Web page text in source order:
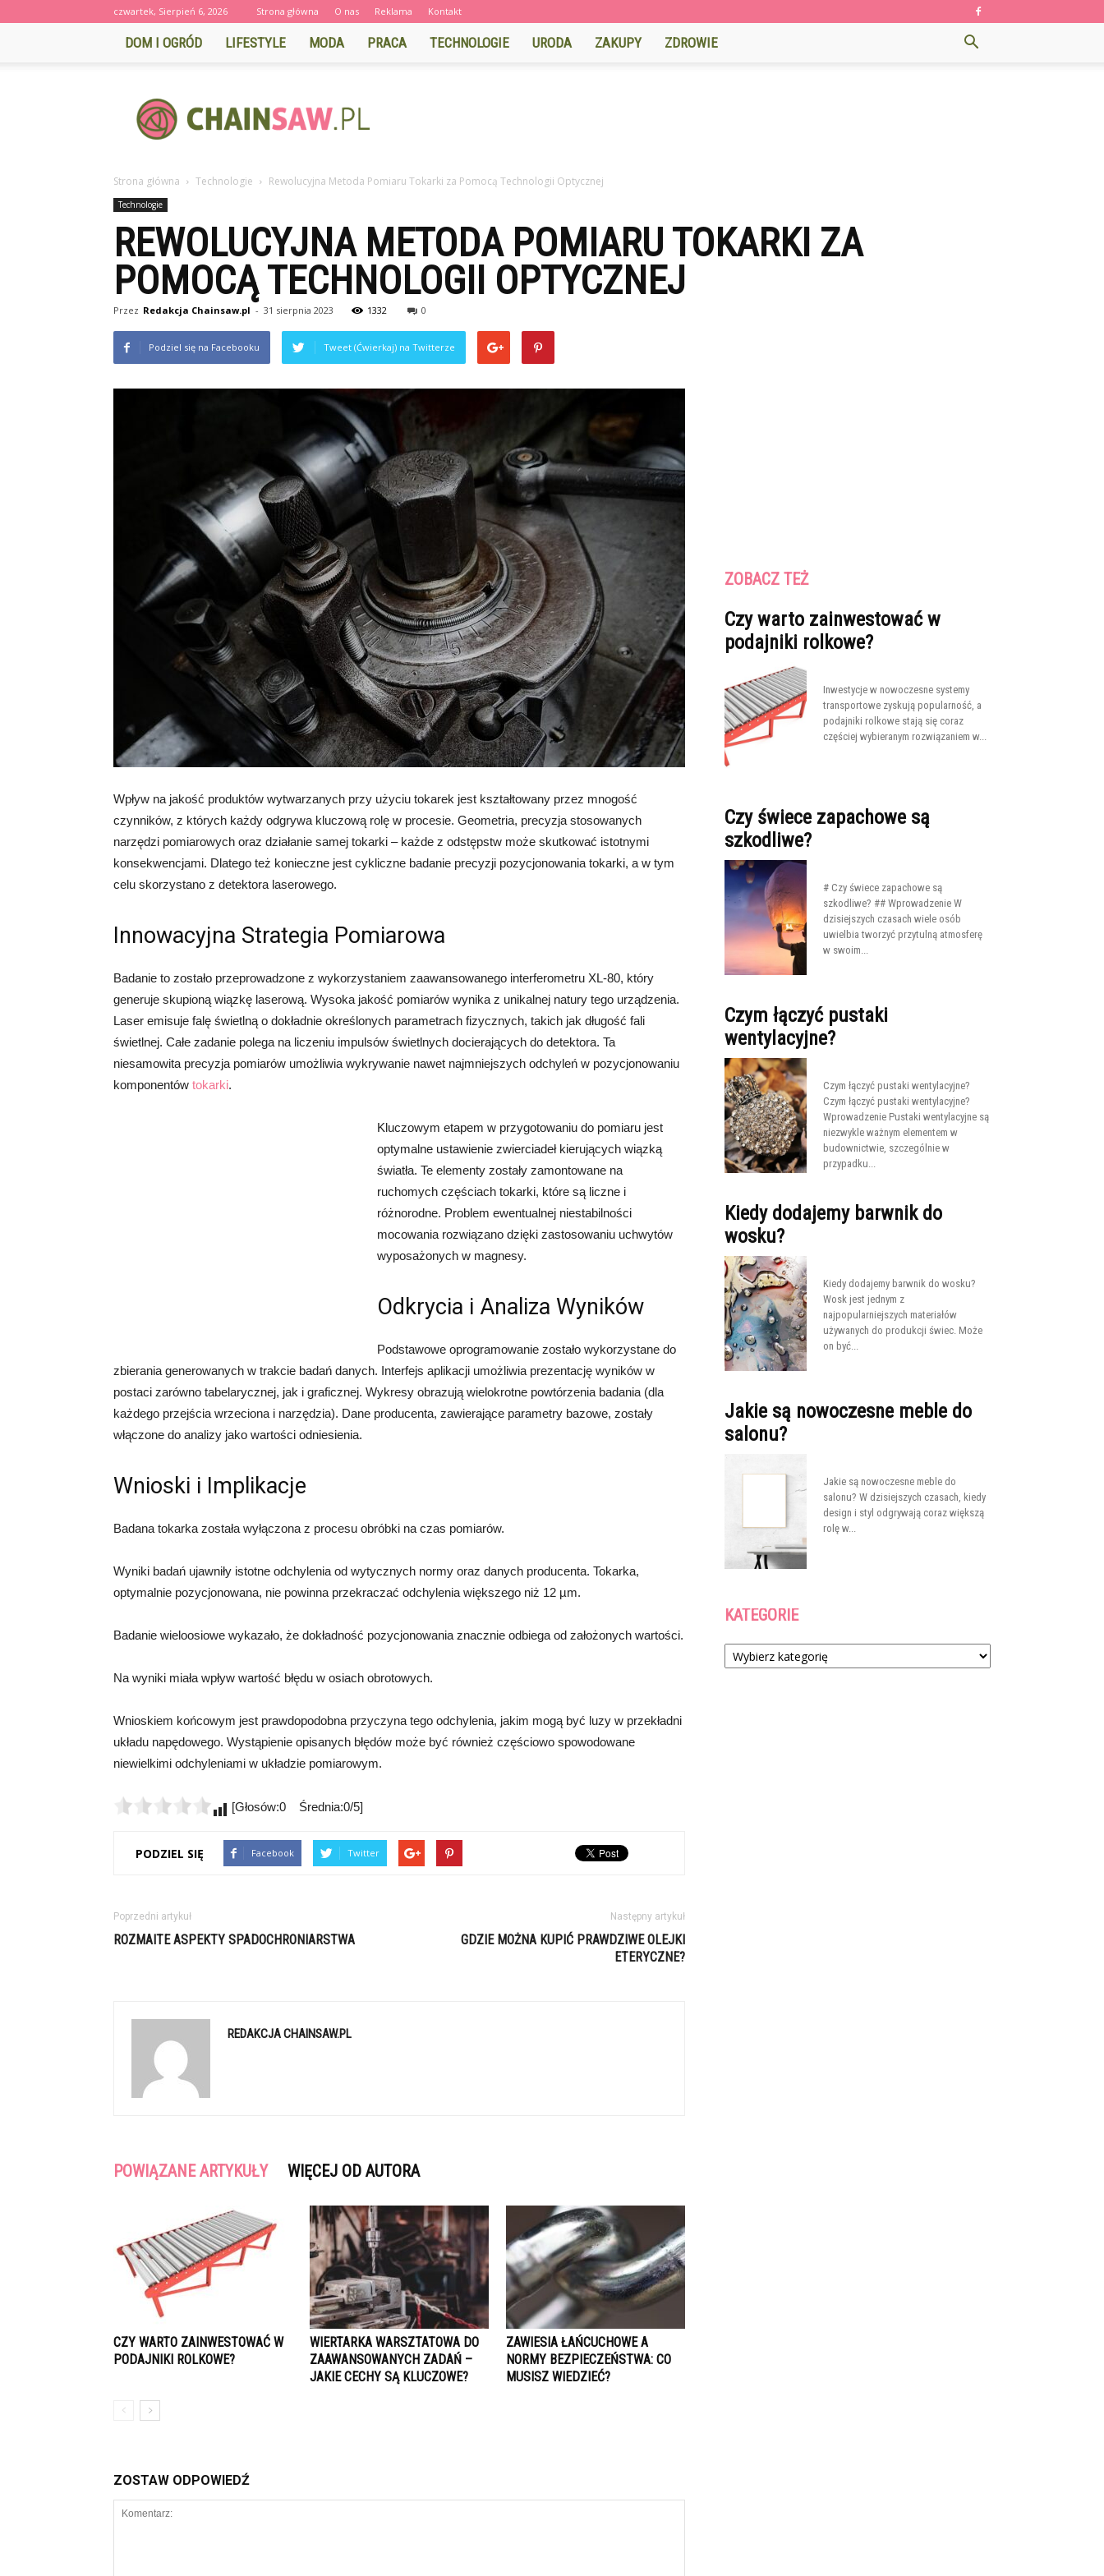
czwartek, Sierpień 6, 2026 Strona główna O nas Reklama Kontakt
DOM I OGRÓD LIFESTYLE MODA PRACA TECHNOLOGIE URODA ZAKUPY ZDROWIE
Strona główna Technologie Rewolucyjna Metoda Pomiaru Tokarki za Pomocą Technologii Optycznej
Technologie
REWOLUCYJNA METODA POMIARU TOKARKI ZA
POMOCĄ TECHNOLOGII OPTYCZNEJ
Przez Redakcja Chainsaw.pl - 31 sierpnia 2023 1332 0
Podziel się na Facebooku Tweet (Ćwierkaj) na Twitterze
Wpływ na jakość produktów wytwarzanych przy użyciu tokarek jest kształtowany przez mnogość
czynników, z których każdy odgrywa kluczową rolę w procesie. Geometria, precyzja stosowanych
narzędzi pomiarowych oraz działanie samej tokarki – każde z odstępstw może skutkować istotnymi
konsekwencjami. Dlatego też konieczne jest cykliczne badanie precyzji pozycjonowania tokarki, a w tym
celu skorzystano z detektora laserowego.
Innowacyjna Strategia Pomiarowa
Badanie to zostało przeprowadzone z wykorzystaniem zaawansowanego interferometru XL-80, który
generuje skupioną wiązkę laserową. Wysoka jakość pomiarów wynika z unikalnej natury tego urządzenia.
Laser emisuje falę świetlną o dokładnie określonych parametrach fizycznych, takich jak długość fali
świetlnej. Całe zadanie polega na liczeniu impulsów świetlnych docierających do detektora. Ta
niesamowita precyzja pomiarów umożliwia wykrywanie nawet najmniejszych odchyleń w pozycjonowaniu
komponentów tokarki.
Kluczowym etapem w przygotowaniu do pomiaru jest
optymalne ustawienie zwierciadeł kierujących wiązką
światła. Te elementy zostały zamontowane na
ruchomych częściach tokarki, które są liczne i
różnorodne. Problem ewentualnej niestabilności
mocowania rozwiązano dzięki zastosowaniu uchwytów
wyposażonych w magnesy.
Odkrycia i Analiza Wyników
Podstawowe oprogramowanie zostało wykorzystane do
zbierania generowanych w trakcie badań danych. Interfejs aplikacji umożliwia prezentację wyników w
postaci zarówno tabelarycznej, jak i graficznej. Wykresy obrazują wielokrotne powtórzenia badania (dla
każdego przejścia wrzeciona i narzędzia). Dane producenta, zawierające parametry bazowe, zostały
włączone do analizy jako wartości odniesienia.
Wnioski i Implikacje
Badana tokarka została wyłączona z procesu obróbki na czas pomiarów.
Wyniki badań ujawniły istotne odchylenia od wytycznych normy oraz danych producenta. Tokarka,
optymalnie pozycjonowana, nie powinna przekraczać odchylenia większego niż 12 µm.
Badanie wieloosiowe wykazało, że dokładność pozycjonowania znacznie odbiega od założonych wartości.
Na wyniki miała wpływ wartość błędu w osiach obrotowych.
Wnioskiem końcowym jest prawdopodobna przyczyna tego odchylenia, jakim mogą być luzy w przekładni
układu napędowego. Wystąpienie opisanych błędów może być również częściowo spowodowane
niewielkimi odchyleniami w układzie pomiarowym.
[Głosów:0 Średnia:0/5]
PODZIEL SIĘ Facebook Twitter
Poprzedni artykuł
ROZMAITE ASPEKTY SPADOCHRONIARSTWA
Następny artykuł
GDZIE MOŻNA KUPIĆ PRAWDZIWE OLEJKI
ETERYCZNE?
REDAKCJA CHAINSAW.PL
POWIĄZANE ARTYKUŁY WIĘCEJ OD AUTORA
CZY WARTO ZAINWESTOWAĆ W
PODAJNIKI ROLKOWE?
WIERTARKA WARSZTATOWA DO
ZAAWANSOWANYCH ZADAŃ –
JAKIE CECHY SĄ KLUCZOWE?
ZAWIESIA ŁAŃCUCHOWE A
NORMY BEZPIECZEŃSTWA: CO
MUSISZ WIEDZIEĆ?
ZOSTAW ODPOWIEDŹ
ZOBACZ TEŻ
Czy warto zainwestować w
podajniki rolkowe?
Inwestycje w nowoczesne systemy
transportowe zyskują popularność, a
podajniki rolkowe stają się coraz
częściej wybieranym rozwiązaniem w...
Czy świece zapachowe są
szkodliwe?
# Czy świece zapachowe są
szkodliwe? ## Wprowadzenie W
dzisiejszych czasach wiele osób
uwielbia tworzyć przytulną atmosferę
w swoim...
Czym łączyć pustaki
wentylacyjne?
Czym łączyć pustaki wentylacyjne?
Czym łączyć pustaki wentylacyjne?
Wprowadzenie Pustaki wentylacyjne są
niezwykle ważnym elementem w
budownictwie, szczególnie w
przypadku...
Kiedy dodajemy barwnik do
wosku?
Kiedy dodajemy barwnik do wosku?
Wosk jest jednym z
najpopularniejszych materiałów
używanych do produkcji świec. Może
on być...
Jakie są nowoczesne meble do
salonu?
Jakie są nowoczesne meble do
salonu? W dzisiejszych czasach, kiedy
design i styl odgrywają coraz większą
rolę w...
KATEGORIE
Kategorie